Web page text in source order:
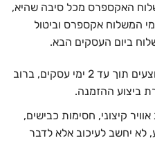
האקספרס מכל סיבה שהיא,
המשלוח אקספרס וביטול
ביום העסקים הבא.
יודגש כי משלוחי אקספרס מבוצעים תוך עד 2 ימי עסקים, ברוב
ביצוע ההזמנה.
קיצוני, חסימות כבישים,
לא יחשב לעיכוב אלא לדבר